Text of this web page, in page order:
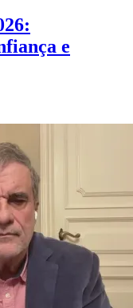
e